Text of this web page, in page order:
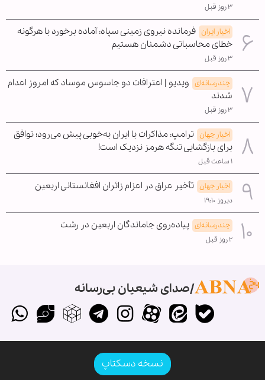
۳ روز قبل
اخبار ایران فرمانده نیروی زمینی سپاه: آماده برخورد با هرگونه
خطای محاسباتی دشمنان هستیم
۳ روز قبل
چندرسانه‌ای ویدیو | اعترافات دو جاسوس موساد که امروز اعدام
شدند
۳ روز قبل
اخبار جهان ترامپ: مذاکرات با ایران به‌خوبی پیش می‌رود؛ توافق
برای بازگشایی تنگه هرمز نزدیک است!
۱ ساعت قبل
اخبار جهان تأخیر عراق در اعزام زائران افغانستانی اربعین
دیروز ۱۹:۱۰
چندرسانه‌ای پیاده‌روی جاماندگان اربعین در رشت
۲ روز قبل
صدای شیعیان بی‌رسانه
نسخه دسکتاپ